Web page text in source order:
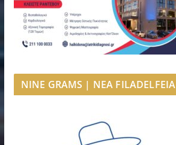
NINE GRAMS | NEA FILADELFEIA